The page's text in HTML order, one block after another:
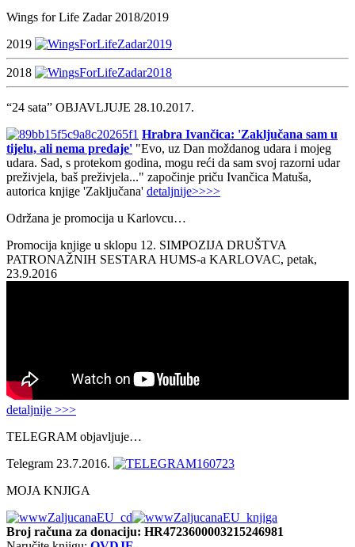
Wings for Life Zadar 2018/2019
2019
2018
“24 sata” OBJAVLJUJE 28.10.2017.
Hrabra Ivančica: 'Zaključana sam u
tijelu, ali nema predaje' "Evo, uz Dan moždanog udara i mojeg
udara. Sad, s protekom godina, mogu reći da sam svoj razorni udar
preživjela, baš preživjela..." započinje priču Ivančica Matuša,
autorica knjige 'Zaključana' detaljnije>>>>
Održana je promocija u Karlovcu…
Promocija knjige u sklopu 12. SIMPOZIJA DRUŠTVA
PATRONAŽNIH SESTARA HUMS-a KARLOVAC, petak,
23.9.2016
detaljnije >>>
TELEGRAM objavljuje…
Telegram 23.7.2016.
MOJA KNJIGA
Broj računa za donaciju: HR4723600003215246981